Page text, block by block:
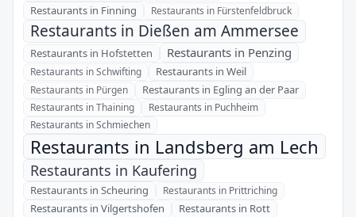
Restaurants in Finning Restaurants in Fürstenfeldbruck
Restaurants in Dießen am Ammersee
Restaurants in Hofstetten Restaurants in Penzing
Restaurants in Schwifting Restaurants in Weil
Restaurants in Pürgen Restaurants in Egling an der Paar
Restaurants in Thaining
Restaurants in Puchheim
Restaurants in Schmiechen
Restaurants in Landsberg am Lech
Restaurants in Kaufering
Restaurants in Scheuring Restaurants in Prittriching
Restaurants in Vilgertshofen Restaurants in Rott